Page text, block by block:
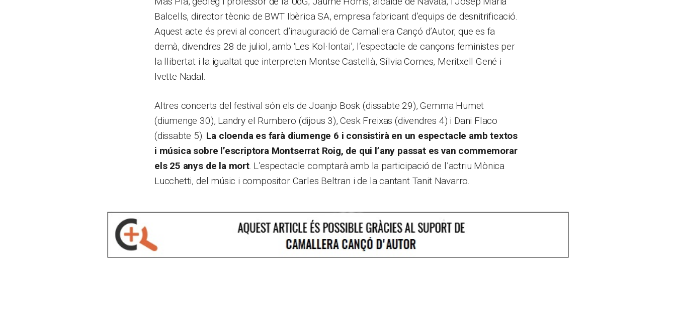
Balcells, director tècnic de BWT Ibèrica SA, empresa fabricant d’equips de desnitrificació.
Aquest acte és previ al concert d’inauguració de Camallera Cançó d’Autor, que es fa
demà, divendres 28 de juliol, amb ‘Les Kol·lontai’, l’espectacle de cançons feministes per
la llibertat i la igualtat que interpreten Montse Castellà, Sílvia Comes, Meritxell Gené i
Ivette Nadal.
Altres concerts del festival són els de Joanjo Bosk (dissabte 29), Gemma Humet
(diumenge 30), Landry el Rumbero (dijous 3), Cesk Freixas (divendres 4) i Dani Flaco
(dissabte 5). La cloenda es farà diumenge 6 i consistirà en un espectacle amb textos
i música sobre l’escriptora Montserrat Roig, de qui l’any passat es van commemorar
els 25 anys de la mort. L’espectacle comptarà amb la participació de l’actriu Mònica
Lucchetti, del músic i compositor Carles Beltran i de la cantant Tanit Navarro.